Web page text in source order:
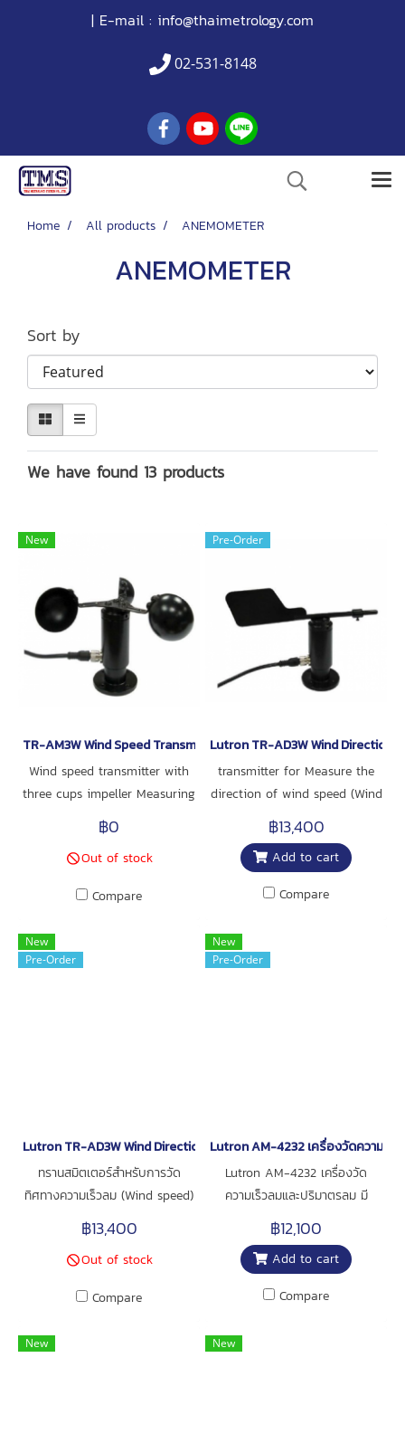
| E-mail : info@thaimetrology.com
02-531-8148
Home All products ANEMOMETER
ANEMOMETER
Sort by
We have found 13 products
New
TR-AM3W Wind Speed Transmitter
Wind speed transmitter with
three cups impeller Measuring
range 0.5 to 50 m/s Output
signal: 4 to 20 mA, DC. Cable
length : 1M
฿0
Out of stock
Compare
Pre-Order
Lutron TR-AD3W Wind Direction
transmitter for Measure the
direction of wind speed (Wind
speed) in the kit with a wind
direction rudder. Measuring
range (Range) 0 to 360
degrees . Output signal: 4 to
20 mA, DC.
฿13,400
Add to cart
Compare
New
Pre-Order
Lutron TR-AD3W Wind Direction Transmitter
ทรานสมิตเตอร์สำหรับการวัด
ทิศทางความเร็วลม (Wind speed)
ในชุดมาพร้อมหางเสือแบบ Wind
direction ช่วงการวัด (Range) 0
to 360 degrees ส่งสัญญาณ
Output: 4 to 20 mA, DC. ยี่ห้อ
Lutron
฿13,400
Out of stock
Compare
New
Pre-Order
Lutron AM-4232 เครื่องวัดความเร็
Lutron AM-4232 เครื่องวัด
ความเร็วลมและปริมาตรลม มี
พัดลมขนาดเล็ก ขนาด Φ35mm
โพรบยาว 620mm. หน่วยการวัด
Air velocity : m/s, Km/h,
Mile/h, Knot, Ft/min หน่วยการ
วัด Air flow : CMM (m3/min.),
CFM (ft3/min.) สามารถวัด
฿12,100
Add to cart
Compare
New New